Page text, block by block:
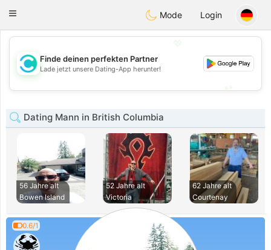
olombiaCitas
Toggle
Mode Login
💖
💕
Finde deinen perfekten Partner
Lade jetzt unsere Dating-App herunter!
Dating Mann in British Columbia
56 Jahre alt
Bowen Island
52 Jahre alt
Victoria
62 Jahre alt
Courtenay
0.6/1